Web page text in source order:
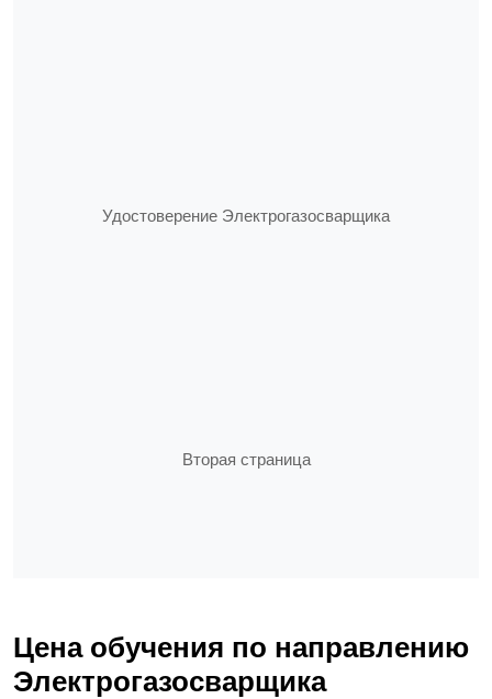
Удостоверение Электрогазосварщика
Вторая страница
Цена обучения по направлению
Электрогазосварщика